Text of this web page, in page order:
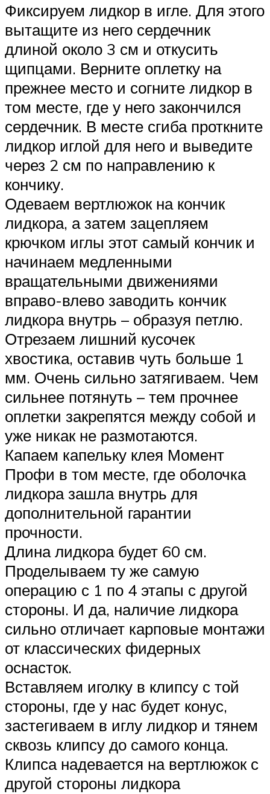
Фиксируем лидкор в игле. Для этого
вытащите из него сердечник
длиной около 3 см и откусить
щипцами. Верните оплетку на
прежнее место и согните лидкор в
том месте, где у него закончился
сердечник. В месте сгиба проткните
лидкор иглой для него и выведите
через 2 см по направлению к
кончику.
Одеваем вертлюжок на кончик
лидкора, а затем зацепляем
крючком иглы этот самый кончик и
начинаем медленными
вращательными движениями
вправо-влево заводить кончик
лидкора внутрь – образуя петлю.
Отрезаем лишний кусочек
хвостика, оставив чуть больше 1
мм. Очень сильно затягиваем. Чем
сильнее потянуть – тем прочнее
оплетки закрепятся между собой и
уже никак не размотаются.
Капаем капельку клея Момент
Профи в том месте, где оболочка
лидкора зашла внутрь для
дополнительной гарантии
прочности.
Длина лидкора будет 60 см.
Проделываем ту же самую
операцию с 1 по 4 этапы с другой
стороны. И да, наличие лидкора
сильно отличает карповые монтажи
от классических фидерных
оснасток.
Вставляем иголку в клипсу с той
стороны, где у нас будет конус,
застегиваем в иглу лидкор и тянем
сквозь клипсу до самого конца.
Клипса надевается на вертлюжок с
другой стороны лидкора